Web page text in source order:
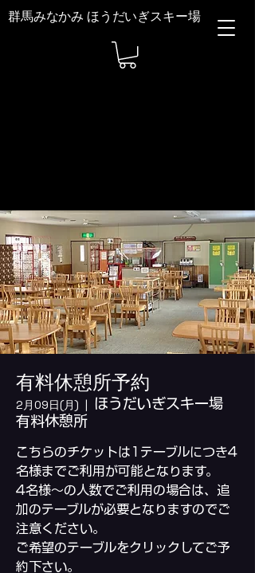
群馬みなかみ ほうだいぎスキー場
有料休憩所予約
2月09日(月)
  |
ほうだいぎスキー場
有料休憩所
こちらのチケットは1テーブルにつき4
名様までご利用が可能となります。
4名様～の人数でご利用の場合は、追
加のテーブルが必要となりますのでご
注意ください。
ご希望のテーブルをクリックしてご予
約下さい。